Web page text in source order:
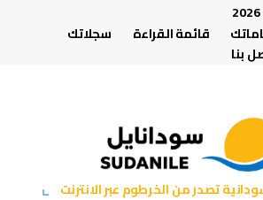
قائمة القراءة
سجلاتك
بنا
تصدر من الخرطوم عبر الانترنت